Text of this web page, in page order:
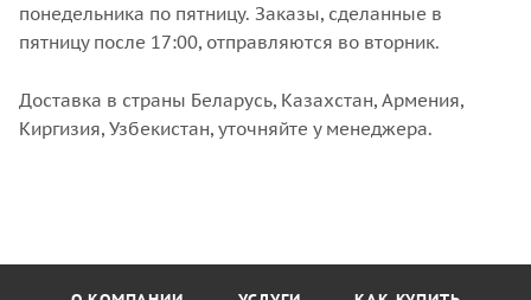
понедельника по пятницу. Заказы, сделанные в
пятницу после 17:00, отправляются во вторник.
Доставка в страны Беларусь, Казахстан, Армения,
Киргизия, Узбекистан, уточняйте у менеджера.